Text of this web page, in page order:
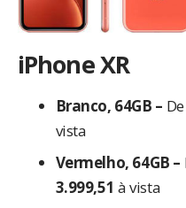
iPhone XR
Branco, 64GB –
vista
Vermelho, 64GB –
3.999,51 à vista